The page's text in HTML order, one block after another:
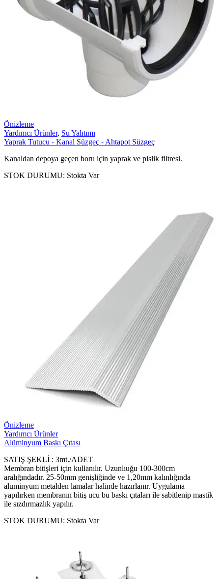
Önizleme
Yardımcı Ürünler, Su Yalıtımı
Yaprak Tutucu - Kanal Süzgeç - Ahtapot Süzgeç
Kanaldan depoya geçen boru için yaprak ve pislik filtresi.
STOK DURUMU: Stokta Var
Önizleme
Yardımcı Ürünler
Alüminyum Baskı Çıtası
SATIŞ ŞEKLİ : 3mt./ADET
Membran bitişleri için kullanılır. Uzunlıuğu 100-300cm
aralığındadır. 25-50mm genişliğinde ve 1,20mm kalınlığında
aluminyum metalden lamalar halinde hazırlanır. Uygulama
yapılırken membranın bitiş ucu bu baskı çıtaları ile sabitlenip mastik
ile sızdırmazlık yapılır.
STOK DURUMU: Stokta Var